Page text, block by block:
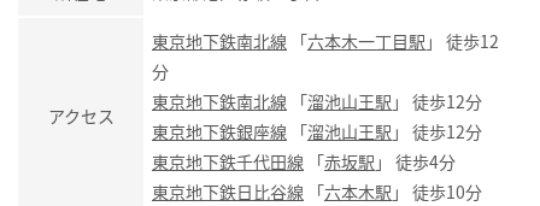
アクセス
東京地下鉄南北線 「六本木一丁目駅 」 徒歩12
分
東京地下鉄南北線 「溜池山王駅 」 徒歩12分
東京地下鉄銀座線 「溜池山王駅 」 徒歩12分
東京地下鉄千代田線 「赤坂駅 」 徒歩4分
東京地下鉄日比谷線 「六本木駅 」 徒歩10分